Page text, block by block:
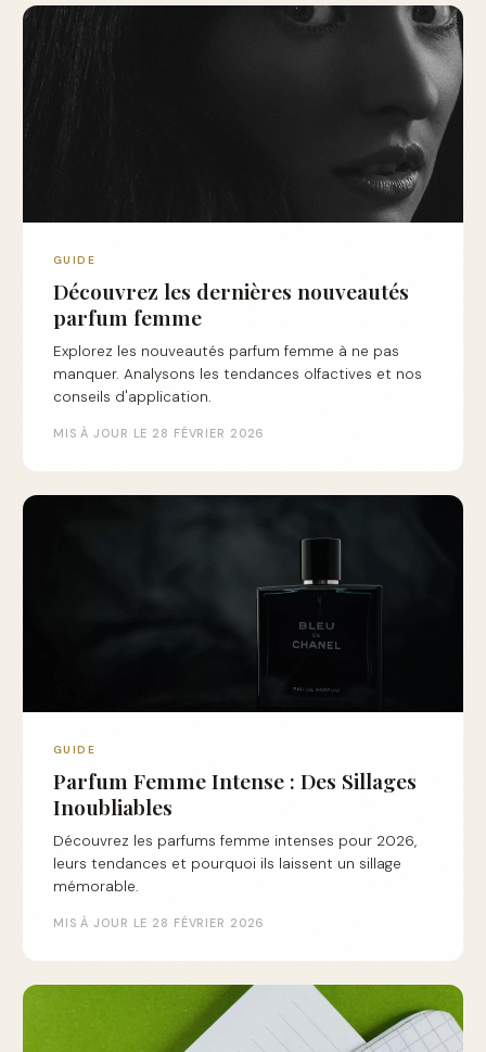
GUIDE
Découvrez les dernières nouveautés
parfum femme
Explorez les nouveautés parfum femme à ne pas
manquer. Analysons les tendances olfactives et nos
conseils d'application.
MIS À JOUR LE 28 FÉVRIER 2026
GUIDE
Parfum Femme Intense : Des Sillages
Inoubliables
Découvrez les parfums femme intenses pour 2026,
leurs tendances et pourquoi ils laissent un sillage
mémorable.
MIS À JOUR LE 28 FÉVRIER 2026